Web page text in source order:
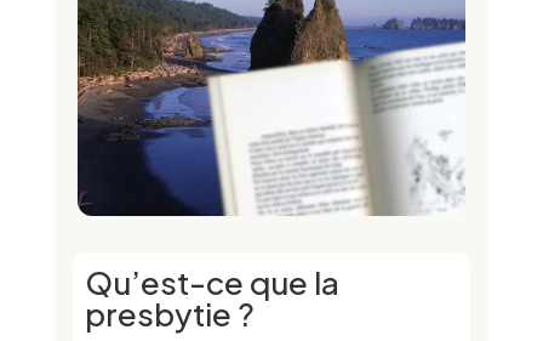
Qu’est-ce que la
presbytie ?